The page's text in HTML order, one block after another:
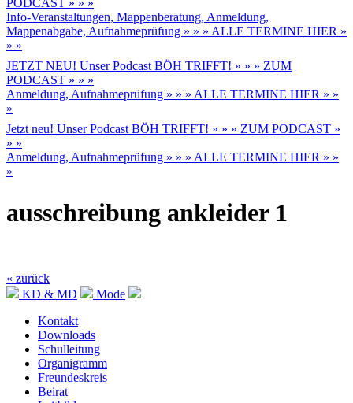
PODCAST » » »
Info-Veranstaltungen, Mappenberatung, Anmeldung,
Mappenabgabe, Aufnahmeprüfung » » » ALLE TERMINE HIER »
» »
JETZT NEU! Unser Podcast BÖH TRIFFT! » » » ZUM
PODCAST » » »
Anmeldung, Aufnahmeprüfung » » » ALLE TERMINE HIER » »
»
Jetzt neu! Unser Podcast BÖH TRIFFT! » » » ZUM PODCAST »
» »
Anmeldung, Aufnahmeprüfung » » » ALLE TERMINE HIER » »
»
ausschreibung ankleider 1
« zurück
KD & MD
Mode
Kontakt
Downloads
Schulleitung
Organigramm
Freundeskreis
Beirat